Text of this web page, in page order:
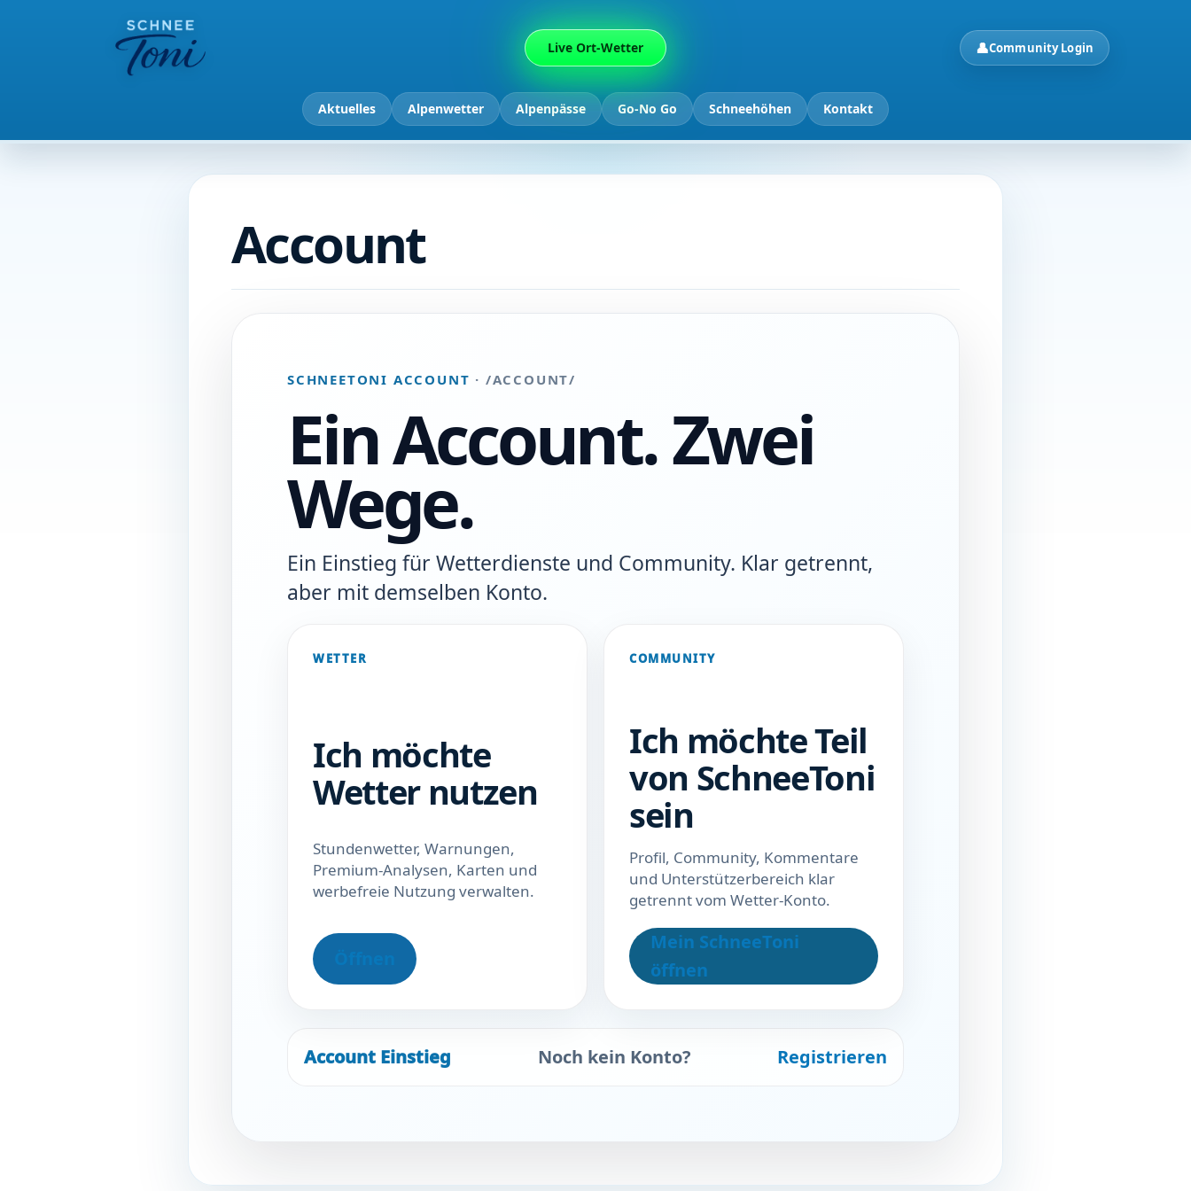
Live Ort-Wetter 👤Community Login
Aktuelles Alpenwetter Alpenpässe Go-No Go Schneehöhen Kontakt
Account
SCHNEETONI ACCOUNT
Ein Account. Zwei
Wege.
Ein Einstieg für Wetterdienste und Community. Klar getrennt,
aber mit demselben Konto.
WETTER
Ich möchte
Wetter nutzen
Stundenwetter, Warnungen,
Premium-Analysen, Karten und
werbefreie Nutzung verwalten.
COMMUNITY
Ich möchte Teil
von SchneeToni
sein
Profil, Community, Kommentare
und Unterstützerbereich klar
getrennt vom Wetter-Konto.
Mein SchneeToni
öffnen
Noch kein Konto? Registrieren